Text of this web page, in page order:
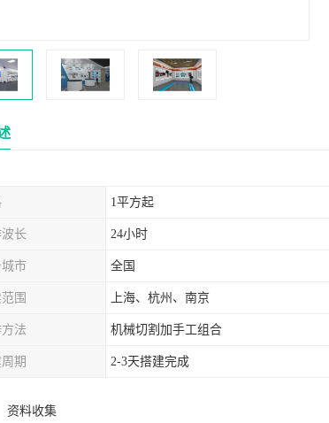
1平方起
长 24小时
市 全国
围 上海、杭州、南京
法 机械切割加手工组合
期 2-3天搭建完成
资料收集